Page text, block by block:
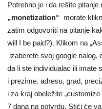
Potrebno je i da rešite
„monetization“ morate
zatim odgovoriti na pitanje
will I be paid?). Klikom na
izaberete svoj google
da li ste individualac ili imate
i prezime, adresu, grad,
i za kraj obeležite
7 dana na potvrdu. Stići će